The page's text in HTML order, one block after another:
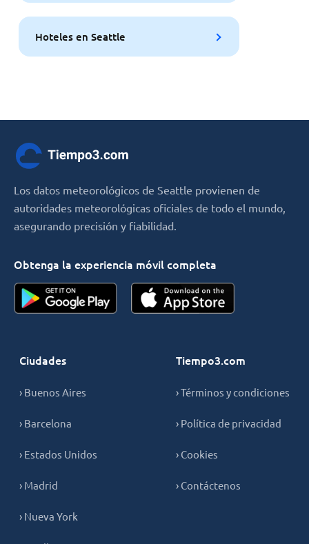
Hoteles en Seattle
Los datos meteorológicos de Seattle provienen de
autoridades meteorológicas oficiales de todo el mundo,
asegurando precisión y fiabilidad.
Obtenga la experiencia móvil completa
Ciudades
› Buenos Aires
› Barcelona
› Estados Unidos
› Madrid
› Nueva York
Tiempo3.com
› Términos y condiciones
› Política de privacidad
› Cookies
› Contáctenos